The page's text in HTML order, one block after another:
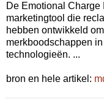
De Emotional
marketingtool die
hebben ontwikkeld
merkboodschappen
technologieën. ...
bron en hele artikel: